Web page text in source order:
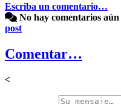
Escriba un comentario…
No hay comentarios aún
post
Comentar…
<